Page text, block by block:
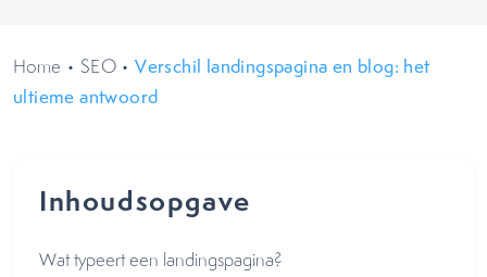
Home • SEO •Verschil landingspagina en blog: het
ultieme antwoord
Inhoudsopgave
Wat typeert een landingspagina?